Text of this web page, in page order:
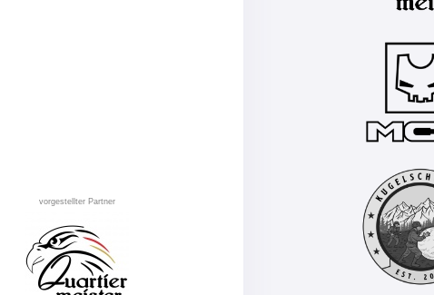
vorgestellter Partner